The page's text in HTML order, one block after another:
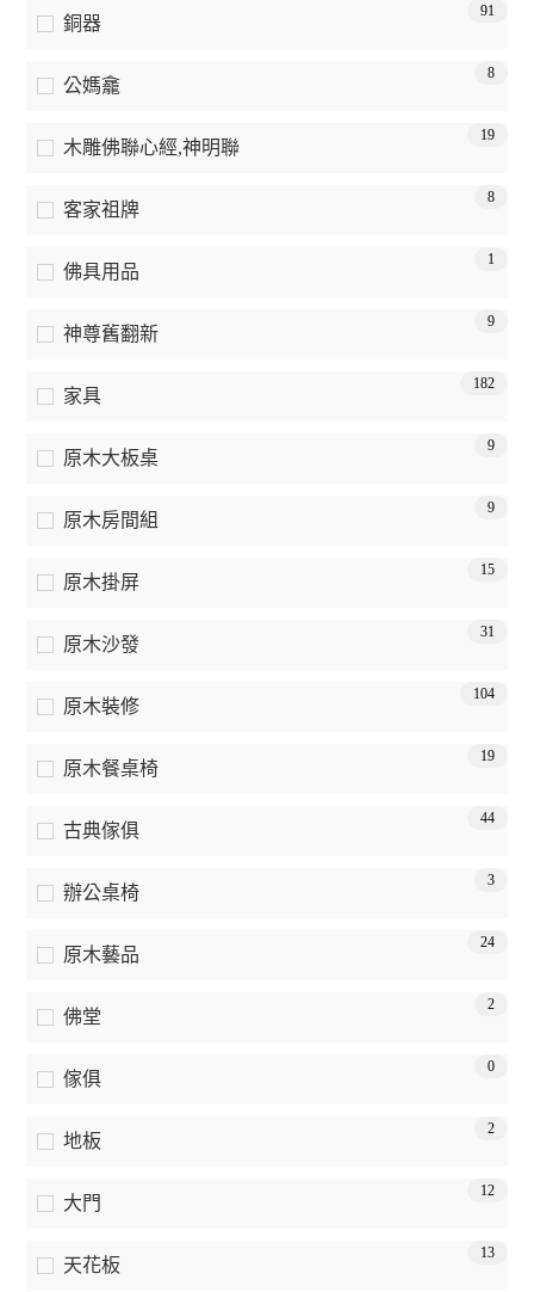
銅器
91
公媽龕
8
木雕佛聯心經,神明聯
19
客家祖牌
8
佛具用品
1
神尊舊翻新
9
家具
182
原木大板桌
9
原木房間組
9
原木掛屏
15
原木沙發
31
原木裝修
104
原木餐桌椅
19
古典傢俱
44
辦公桌椅
3
原木藝品
24
佛堂
2
傢俱
0
地板
2
大門
12
天花板
13